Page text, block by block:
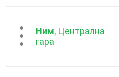
...
Ним, Централна
гара